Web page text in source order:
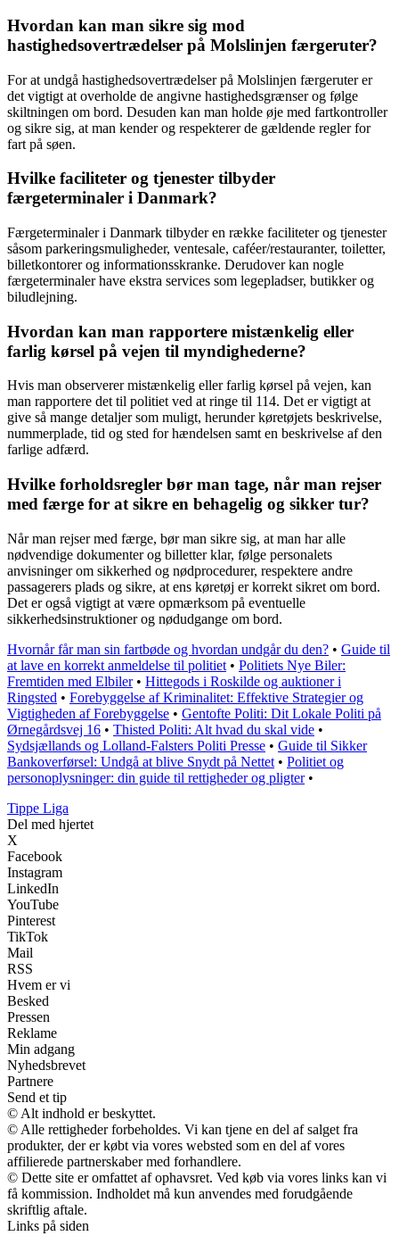
Hvordan kan man sikre sig mod
hastighedsovertrædelser på Molslinjen færgeruter?
For at undgå hastighedsovertrædelser på Molslinjen færgeruter er
det vigtigt at overholde de angivne hastighedsgrænser og følge
skiltningen om bord. Desuden kan man holde øje med fartkontroller
og sikre sig, at man kender og respekterer de gældende regler for
fart på søen.
Hvilke faciliteter og tjenester tilbyder
færgeterminaler i Danmark?
Færgeterminaler i Danmark tilbyder en række faciliteter og tjenester
såsom parkeringsmuligheder, ventesale, caféer/restauranter, toiletter,
billetkontorer og informationsskranke. Derudover kan nogle
færgeterminaler have ekstra services som legepladser, butikker og
biludlejning.
Hvordan kan man rapportere mistænkelig eller
farlig kørsel på vejen til myndighederne?
Hvis man observerer mistænkelig eller farlig kørsel på vejen, kan
man rapportere det til politiet ved at ringe til 114. Det er vigtigt at
give så mange detaljer som muligt, herunder køretøjets beskrivelse,
nummerplade, tid og sted for hændelsen samt en beskrivelse af den
farlige adfærd.
Hvilke forholdsregler bør man tage, når man rejser
med færge for at sikre en behagelig og sikker tur?
Når man rejser med færge, bør man sikre sig, at man har alle
nødvendige dokumenter og billetter klar, følge personalets
anvisninger om sikkerhed og nødprocedurer, respektere andre
passagerers plads og sikre, at ens køretøj er korrekt sikret om bord.
Det er også vigtigt at være opmærksom på eventuelle
sikkerhedsinstruktioner og nødudgange om bord.
Hvornår får man sin fartbøde og hvordan undgår du den? • Guide til
at lave en korrekt anmeldelse til politiet • Politiets Nye Biler:
Fremtiden med Elbiler• Hittegods i Roskilde og auktioner i
Ringsted • Forebyggelse af Kriminalitet: Effektive Strategier og
Vigtigheden af Forebyggelse • Gentofte Politi: Dit Lokale Politi på
Ørnegårdsvej 16 • Thisted Politi: Alt hvad du skal vide •
Sydsjællands og Lolland-Falsters Politi Presse • Guide til Sikker
Bankoverførsel: Undgå at blive Snydt på Nettet • Politiet og
personoplysninger: din guide til rettigheder og pligter•
Tippe Liga
Del med hjertet
X
Facebook
Instagram
LinkedIn
YouTube
Pinterest
TikTok
Mail
RSS
Hvem er vi
Besked
Pressen
Reklame
Min adgang
Nyhedsbrevet
Partnere
Send et tip
© Alt indhold er beskyttet.
© Alle rettigheder forbeholdes. Vi kan tjene en del af salget fra
produkter, der er købt via vores websted som en del af vores
affilierede partnerskaber med forhandlere.
© Dette site er omfattet af ophavsret. Ved køb via vores links kan vi
få kommission. Indholdet må kun anvendes med forudgående
skriftlig aftale.
Links på siden